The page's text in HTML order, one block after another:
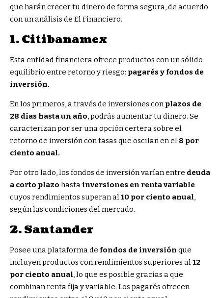
que harán crecer tu dinero de forma segura, de acuerdo
con un análisis de El Financiero.
1. Citibanamex
Esta entidad financiera ofrece productos con un sólido
equilibrio entre retorno y riesgo: pagarés y fondos de
inversión.
En los primeros, a través de inversiones conplazos de
28 días hasta un año, podrás aumentar tu dinero. Se
caracterizan por ser una opción certera sobre el
retorno de inversión con tasas que oscilan en el 8 por
ciento anual.
Por otro lado, los fondos de inversión varían entre deuda
a corto plazo hasta inversiones en renta variable
cuyos rendimientos superan al10 por ciento anual,
según las condiciones del mercado.
2. Santander
Posee una plataforma de fondos de inversión que
incluyen productos con rendimientos superiores al12
por ciento anual, lo que es posible gracias a que
combinan renta fija y variable. Los pagarés ofrecen